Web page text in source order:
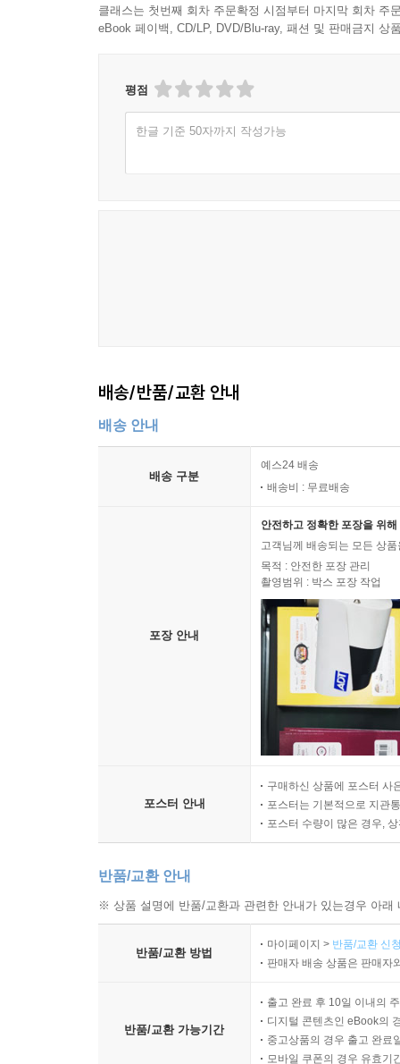
클래스는 첫번째 회차 주문확정 시점부터 마지막 회차 주
eBook 페이백, CD/LP, DVD/Blu-ray, 패션 및 판매금지 상
평점
한글 기준 50자까지 작성가능
배송/반품/교환 안내
배송 안내
배송 구분
예스24 배송
배송비 : 무료배송
포장 안내
안전하고 정확한 포장을 위
고객님께 배송되는 모든 상
목적 : 안전한 포장 관리
촬영범위 : 박스 포장 작업
포스터 안내
구매하신 상품에 포스터 사
포스터는 기본적으로 지관
포스터 수량이 많은 경우,
반품/교환 안내
※ 상품 설명에 반품/교환과 관련한 안내가 있는경우 아
반품/교환 방법
마이페이지 > 반품/교환 신
판매자 배송 상품은 판매자
반품/교환 가능기간
출고 완료 후 10일 이내의
디지털 콘텐츠인 eBook의
중고상품의 경우 출고 완료
모바일 쿠폰의 경우 유효기